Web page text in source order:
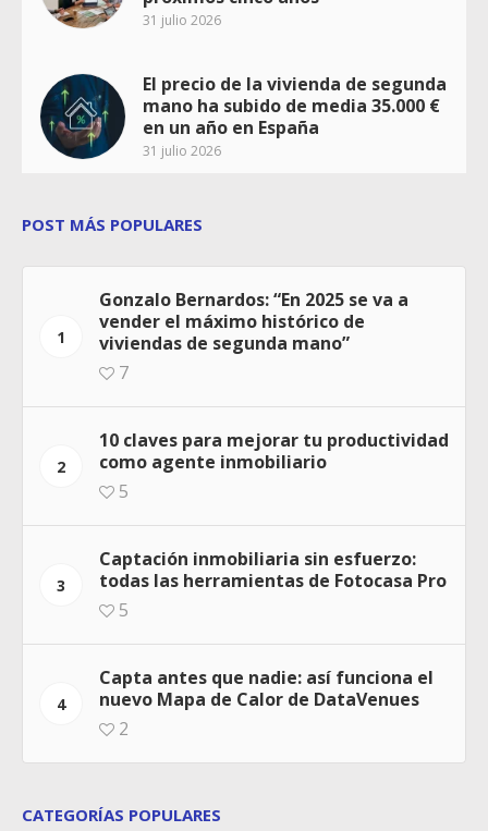
31 julio 2026
El precio de la vivienda de segunda
mano ha subido de media 35.000 €
en un año en España
31 julio 2026
POST MÁS POPULARES
1
Gonzalo Bernardos: “En 2025 se va a
vender el máximo histórico de
viviendas de segunda mano”
7
2
10 claves para mejorar tu productividad
como agente inmobiliario
5
3
Captación inmobiliaria sin esfuerzo:
todas las herramientas de Fotocasa Pro
5
4
Capta antes que nadie: así funciona el
nuevo Mapa de Calor de DataVenues
2
CATEGORÍAS POPULARES